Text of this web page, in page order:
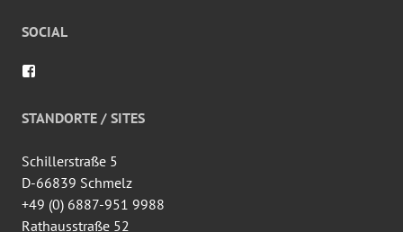
SOCIAL
de
wingtsun.arlon
Facebook
STANDORTE / SITES
Schillerstraße 5
D-66839 Schmelz
+49 (0) 6887-951 9988
Rathausstraße 52